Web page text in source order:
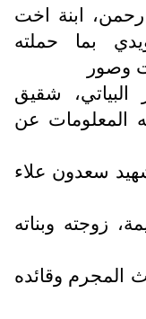
ابنة اخت
بما حملته
وصور
شقيق
المعلومات عن
سعدون علاء
زوجته وبناته
المجرم وقائده